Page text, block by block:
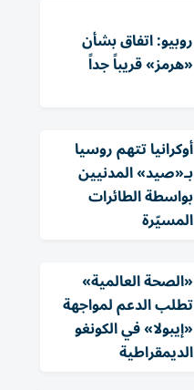
روبيو: اتفاق بشأن
«هرمز» قريباً جداً
أوكرانيا تتهم روسيا
بـ«صيد» المدنيين
بواسطة الطائرات
المسيّرة
«الصحة العالمية»
تطلب الدعم لمواجهة
«إيبولا» في الكونغو
الديمقراطية